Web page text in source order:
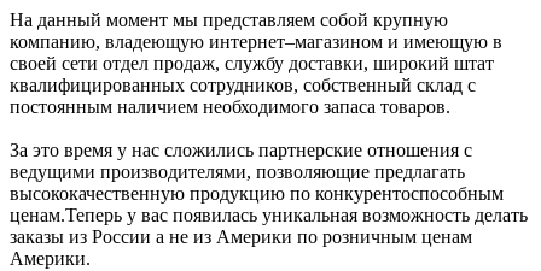
На данный момент мы представляем собой крупную
компанию, владеющую интернет–магазином и имеющую в
своей сети отдел продаж, службу доставки, широкий штат
квалифицированных сотрудников, собственный склад c
постоянным наличием необходимого запаса товаров.
За это время у нас сложились партнерские отношения с
ведущими производителями, позволяющие предлагать
высококачественную продукцию по конкурентоспособным
ценам.Теперь у вас появилась уникальная возможность делать
заказы из России а не из Америки по розничным ценам
Америки.